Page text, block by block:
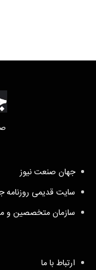
جهان صنعت نیوز
سایت قدیمی
سازمان متخصصین و
ارتباط با ما